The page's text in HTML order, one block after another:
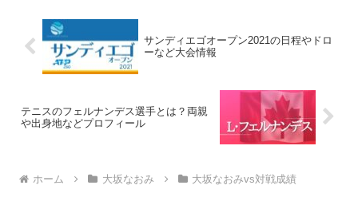
サンディエゴオープン2021の日程やドロ
ーなど大会情報
テニスのフェルナンデス選手とは？両親
や出身地などプロフィール
ホーム 大坂なおみ 大坂なおみvs対戦成績